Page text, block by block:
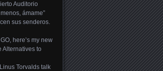
Auditorio
ámame”
sus senderos.
here’s my new
Alternatives to
Torvalds talk